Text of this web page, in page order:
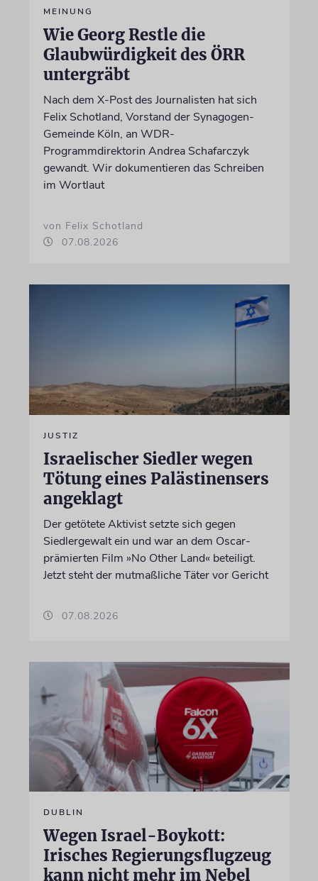
MEINUNG
Wie Georg Restle die
Glaubwürdigkeit des ÖRR
untergräbt
Nach dem X-Post des Journalisten hat sich
Felix Schotland, Vorstand der Synagogen-
Gemeinde Köln, an WDR-
Programmdirektorin Andrea Schafarczyk
gewandt. Wir dokumentieren das Schreiben
im Wortlaut
von Felix Schotland
07.08.2026
JUSTIZ
Israelischer Siedler wegen
Tötung eines Palästinensers
angeklagt
Der getötete Aktivist setzte sich gegen
Siedlergewalt ein und war an dem Oscar-
prämierten Film »No Other Land« beteiligt.
Jetzt steht der mutmaßliche Täter vor Gericht
07.08.2026
DUBLIN
Wegen Israel-Boykott:
Irisches Regierungsflugzeug
kann nicht mehr im Nebel